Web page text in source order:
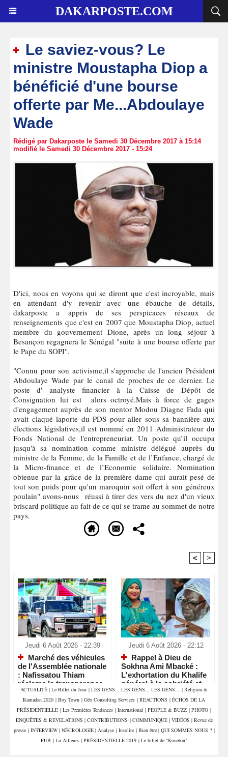
DAKARPOSTE.COM
Le saviez-vous? Le
ministre Moustapha Diop a
bénéficié d'une bourse
offerte par Me...Abdoulaye
Wade
Rédigé par Dakarposte le Samedi 30 Décembre 2017 à 15:14
modifié le Samedi 30 Décembre 2017 - 15:24
D'ici, nous en voyons qui se diront que c'est incroyable, mais
en attendant d'y revenir avec une ébauche de détails,
dakarposte a appris de ses perspicaces réseaux de
renseignements que c'est en 2007 que Moustapha Diop, actuel
membre du gouvernement Dione, après un long séjour à
Besançon regagnera le Sénégal "suite à une bourse offerte par
le Pape du SOPI".
"Connu pour son activisme,il s'approche de l'ancien Président
Abdoulaye Wade par le canal de proches de ce dernier. Le
poste d' analyste financier à la Caisse de Dépôt de
Consignation lui est alors octroyé.Mais à force de gages
d'engagement auprès de son mentor Modou Diagne Fada qui
avait claqué laporte du PDS pour aller sous sa bannière aux
élections législatives,il est nommé en 2011 Administrateur du
Fonds National de l'entrepreneuriat. Un poste qu’il occupa
jusqu'à sa nomination comme ministre délégué auprès du
ministre de la Femme, de la Famille et de l’Enfance, chargé de
la Micro-finance et de l’Economie solidaire. Nomination
obtenue par la grâce de la première dame qui aurait pesé de
tout son poids pour qu'un maroquin soit offert à son généreux
poulain" avons-nous réussi à tirer des vers du nez d'un vieux
briscard politique au fait de ce qui se trame au sommet de notre
pays.
< >
Jeudi 6 Août 2026 - 22:39
Marché des véhicules
de l'Assemblée nationale
: Nafissatou Thiam
réclame la transparence
et interpelle les députés
Jeudi 6 Août 2026 - 22:12
Rappel à Dieu de
Sokhna Ami Mbacké :
L'exhortation du Khalife
général à la sobriété et
aux invocations
ACTUALITÉ | Le Billet du Jour | LES GENS... LES GENS... LES GENS... | Religion &
Ramadan 2020 | Boy Town | Géo Consulting Services | REACTIONS | ÉCHOS DE LA
PRÉSIDENTIELLE | Les Premières Tendances | International | PEOPLE & BUZZ | PHOTO |
ENQUÊTES & REVELATIONS | CONTRIBUTIONS | COMMUNIQUE | VIDÉOS | Revue de
presse | INTERVIEW | NÉCROLOGIE | Analyse | Insolite | Bien être | QUI SOMMES NOUS ? |
PUB | Lu Ailleurs | PRÉSIDENTIELLE 2019 | Le billet de "Konetou"